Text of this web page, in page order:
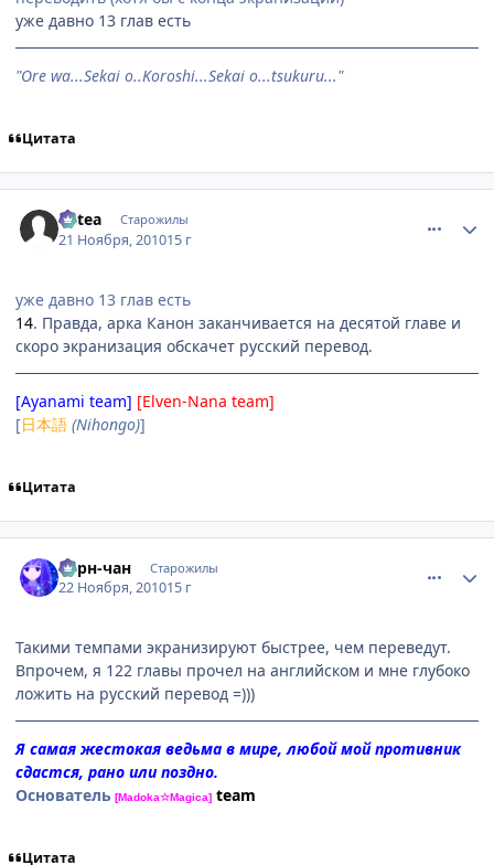
уже давно 13 глав есть
"Ore wa...Sekai o..Koroshi...Sekai o...tsukuru..."
Цитата
Mitea Старожилы
21 Ноября, 201015 г
уже давно 13 глав есть
14. Правда, арка Канон заканчивается на десятой главе и
скоро экранизация обскачет русский перевод.
[Ayanami team] [Elven-Nana team]
[日本語 (Nihongo)]
Цитата
Берн-чан Старожилы
22 Ноября, 201015 г
Такими темпами экранизируют быстрее, чем переведут.
Впрочем, я 122 главы прочел на английском и мне глубоко
ложить на русский перевод =)))
Я самая жестокая ведьма в мире, любой мой противник
сдастся, рано или поздно.
Основатель [Madoka☆Magica] team
Цитата